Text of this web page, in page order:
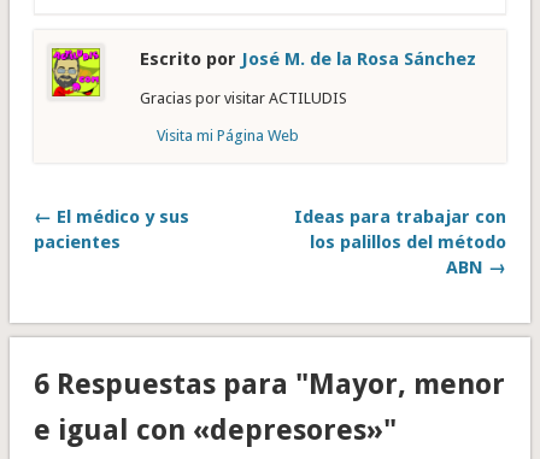
Escrito por José M. de la Rosa Sánchez
Gracias por visitar ACTILUDIS
Visita mi Página Web
← El médico y sus
pacientes
Ideas para trabajar con
los palillos del método
ABN →
6 Respuestas para "Mayor, menor
e igual con «depresores»"